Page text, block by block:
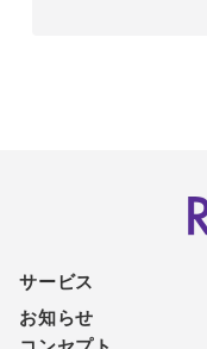
サービス
お知らせ